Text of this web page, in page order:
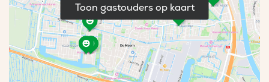
Toon gastouders op kaart